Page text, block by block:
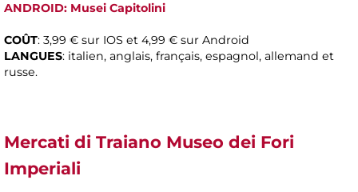
ANDROID: Musei Capitolini
COÛT: 3,99 € sur IOS et 4,99 € sur Android
LANGUES: italien, anglais, français, espagnol, allemand et
russe.
Mercati di Traiano Museo dei Fori
Imperiali